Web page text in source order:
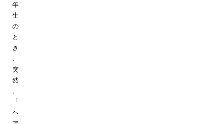
年
生
の
と
き
突
然
「
ヘ